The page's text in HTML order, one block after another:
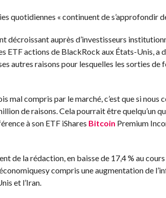
quotidiennes « continuent de s’approfondir
décroissantauprès d’investisseurs
ETF actions de BlackRock aux États-Unis, a
autres raisons pour lesquelles les sorties de
mal compris par le marché, c’est que si nous
de raisons. Cela pourrait être quelqu’un
à son ETF iShares Bitcoin Premium
de la rédaction, en baisse de 17,4 % au
y compris une augmentation de
et l’Iran.